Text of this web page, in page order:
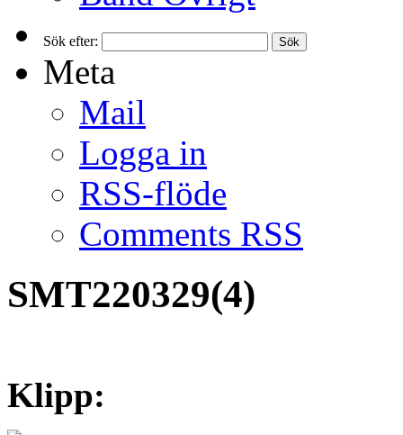
Sök efter:
Meta
Mail
Logga in
RSS-flöde
Comments RSS
SMT220329(4)
Klipp: